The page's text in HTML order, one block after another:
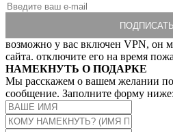
возможно у вас включен VPN, он
сайта. отключите его на время
НАМЕКНУТЬ О ПОДАРКЕ
Мы расскажем о вашем желании
сообщение. Заполните форму ниже: